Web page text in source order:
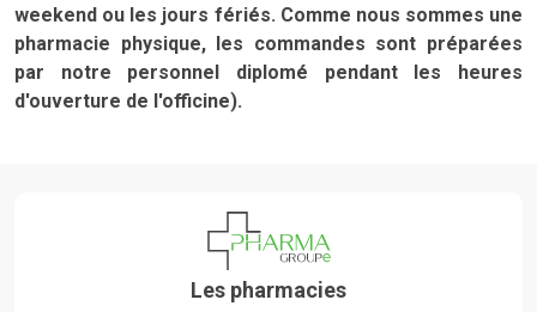
weekend ou les jours fériés. Comme nous sommes une
pharmacie physique, les commandes sont préparées
par notre personnel diplomé pendant les heures
d'ouverture de l'officine).
Les pharmacies